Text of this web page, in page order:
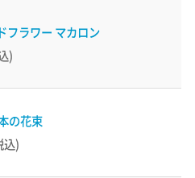
フラワー マカロン
)
の花束
込)